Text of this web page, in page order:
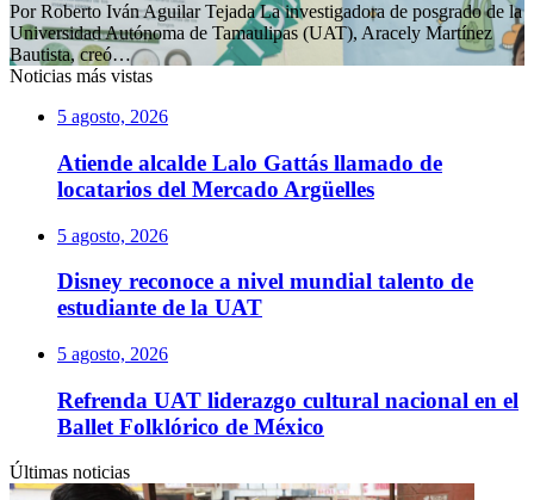
Por Roberto Iván Aguilar Tejada La investigadora de posgrado de la
Universidad Autónoma de Tamaulipas (UAT), Aracely Martínez
Bautista, creó…
Noticias más vistas
5 agosto, 2026
Atiende alcalde Lalo Gattás llamado de
locatarios del Mercado Argüelles
5 agosto, 2026
Disney reconoce a nivel mundial talento de
estudiante de la UAT
5 agosto, 2026
Refrenda UAT liderazgo cultural nacional en el
Ballet Folklórico de México
Últimas noticias